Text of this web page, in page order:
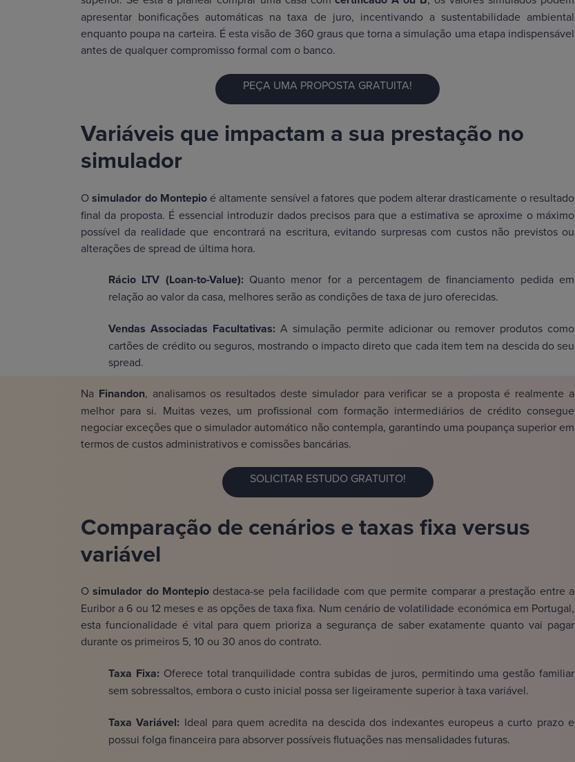
apresentar bonificações automáticas na taxa de juro, incentivando a sustentabilidade ambiental
enquanto poupa na carteira. É esta visão de 360 graus que torna a simulação uma etapa indispensável
antes de qualquer compromisso formal com o banco.
PEÇA UMA PROPOSTA GRATUITA!
Variáveis que impactam a sua prestação no
simulador
Osimulador do Montepioé altamente sensível a fatores que podem alterar drasticamente o resultado
final da proposta. É essencial introduzir dados precisos para que a estimativa se aproxime o máximo
possível da realidade que encontrará na escritura, evitando surpresas com custos não previstos ou
alterações de spread de última hora.
Rácio LTV (Loan-to-Value): Quanto menor for a percentagem de financiamento pedida em
relação ao valor da casa, melhores serão as condições de taxa de juro oferecidas.
Vendas Associadas Facultativas:A simulação permite adicionar ou remover produtos como
cartões de crédito ou seguros, mostrando o impacto direto que cada item tem na descida do seu
spread.
Na Finandon, analisamos os resultados deste simulador para verificar se a proposta é realmente a
melhor para si. Muitas vezes, um profissional com formação intermediários de crédito consegue
negociar exceções que o simulador automático não contempla, garantindo uma poupança superior em
termos de custos administrativos e comissões bancárias.
SOLICITAR ESTUDO GRATUITO!
Comparação de cenários e taxas fixa versus
variável
Osimulador do Montepio destaca-se pela facilidade com que permite comparar a prestação entre a
Euribor a 6 ou 12 meses e as opções de taxa fixa. Num cenário de volatilidade económica em Portugal,
esta funcionalidade é vital para quem prioriza a segurança de saber exatamente quanto vai pagar
durante os primeiros 5, 10 ou 30 anos do contrato.
Taxa Fixa: Oferece total tranquilidade contra subidas de juros, permitindo uma gestão familiar
sem sobressaltos, embora o custo inicial possa ser ligeiramente superior à taxa variável.
Taxa Variável: Ideal para quem acredita na descida dos indexantes europeus a curto prazo e
possui folga financeira para absorver possíveis flutuações nas mensalidades futuras.